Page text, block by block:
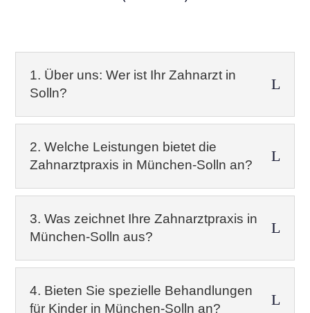
1. Über uns: Wer ist Ihr Zahnarzt in
Solln?
L
2. Welche Leistungen bietet die
Zahnarztpraxis in München-Solln an?
L
3. Was zeichnet Ihre Zahnarztpraxis in
München-Solln aus?
L
4. Bieten Sie spezielle Behandlungen
für Kinder in München-Solln an?
L